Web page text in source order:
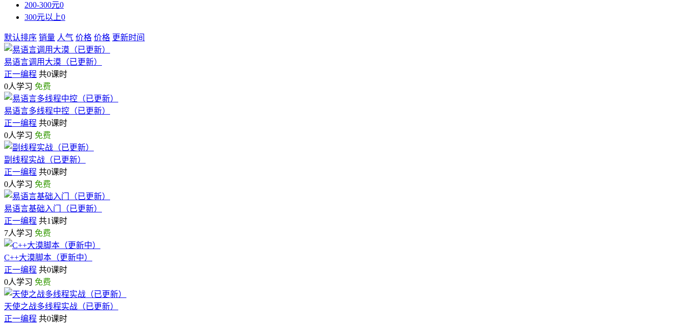
200-300元0
300元以上0
默认排序 销量 人气 价格 价格 更新时间
易语言调用大漠（已更新）
正一编程 共0课时
0人学习 免费
易语言多线程中控（已更新）
正一编程 共0课时
0人学习 免费
副线程实战（已更新）
正一编程 共0课时
0人学习 免费
易语言基础入门（已更新）
正一编程 共1课时
7人学习 免费
C++大漠脚本（更新中）
正一编程 共0课时
0人学习 免费
天使之战多线程实战（已更新）
正一编程 共0课时